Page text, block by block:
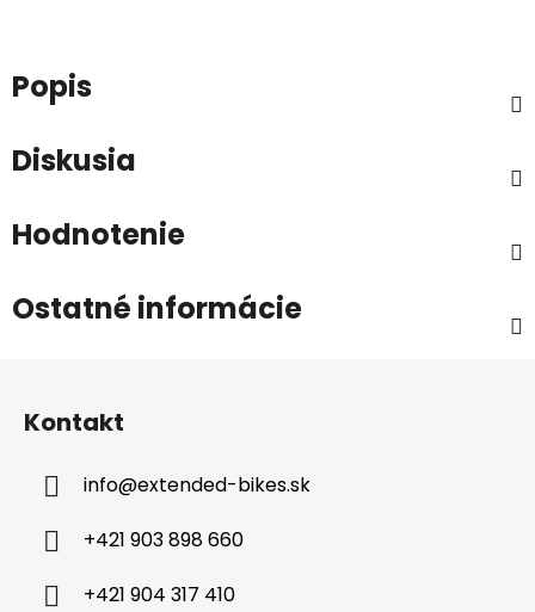
Popis
Diskusia
Hodnotenie
Ostatné informácie
Kontakt
info@extended-bikes.sk
+421 903 898 660
+421 904 317 410